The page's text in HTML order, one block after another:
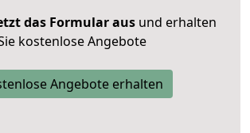
das Formular ausund erhalten
kostenlose Angebote
Angebote erhalten